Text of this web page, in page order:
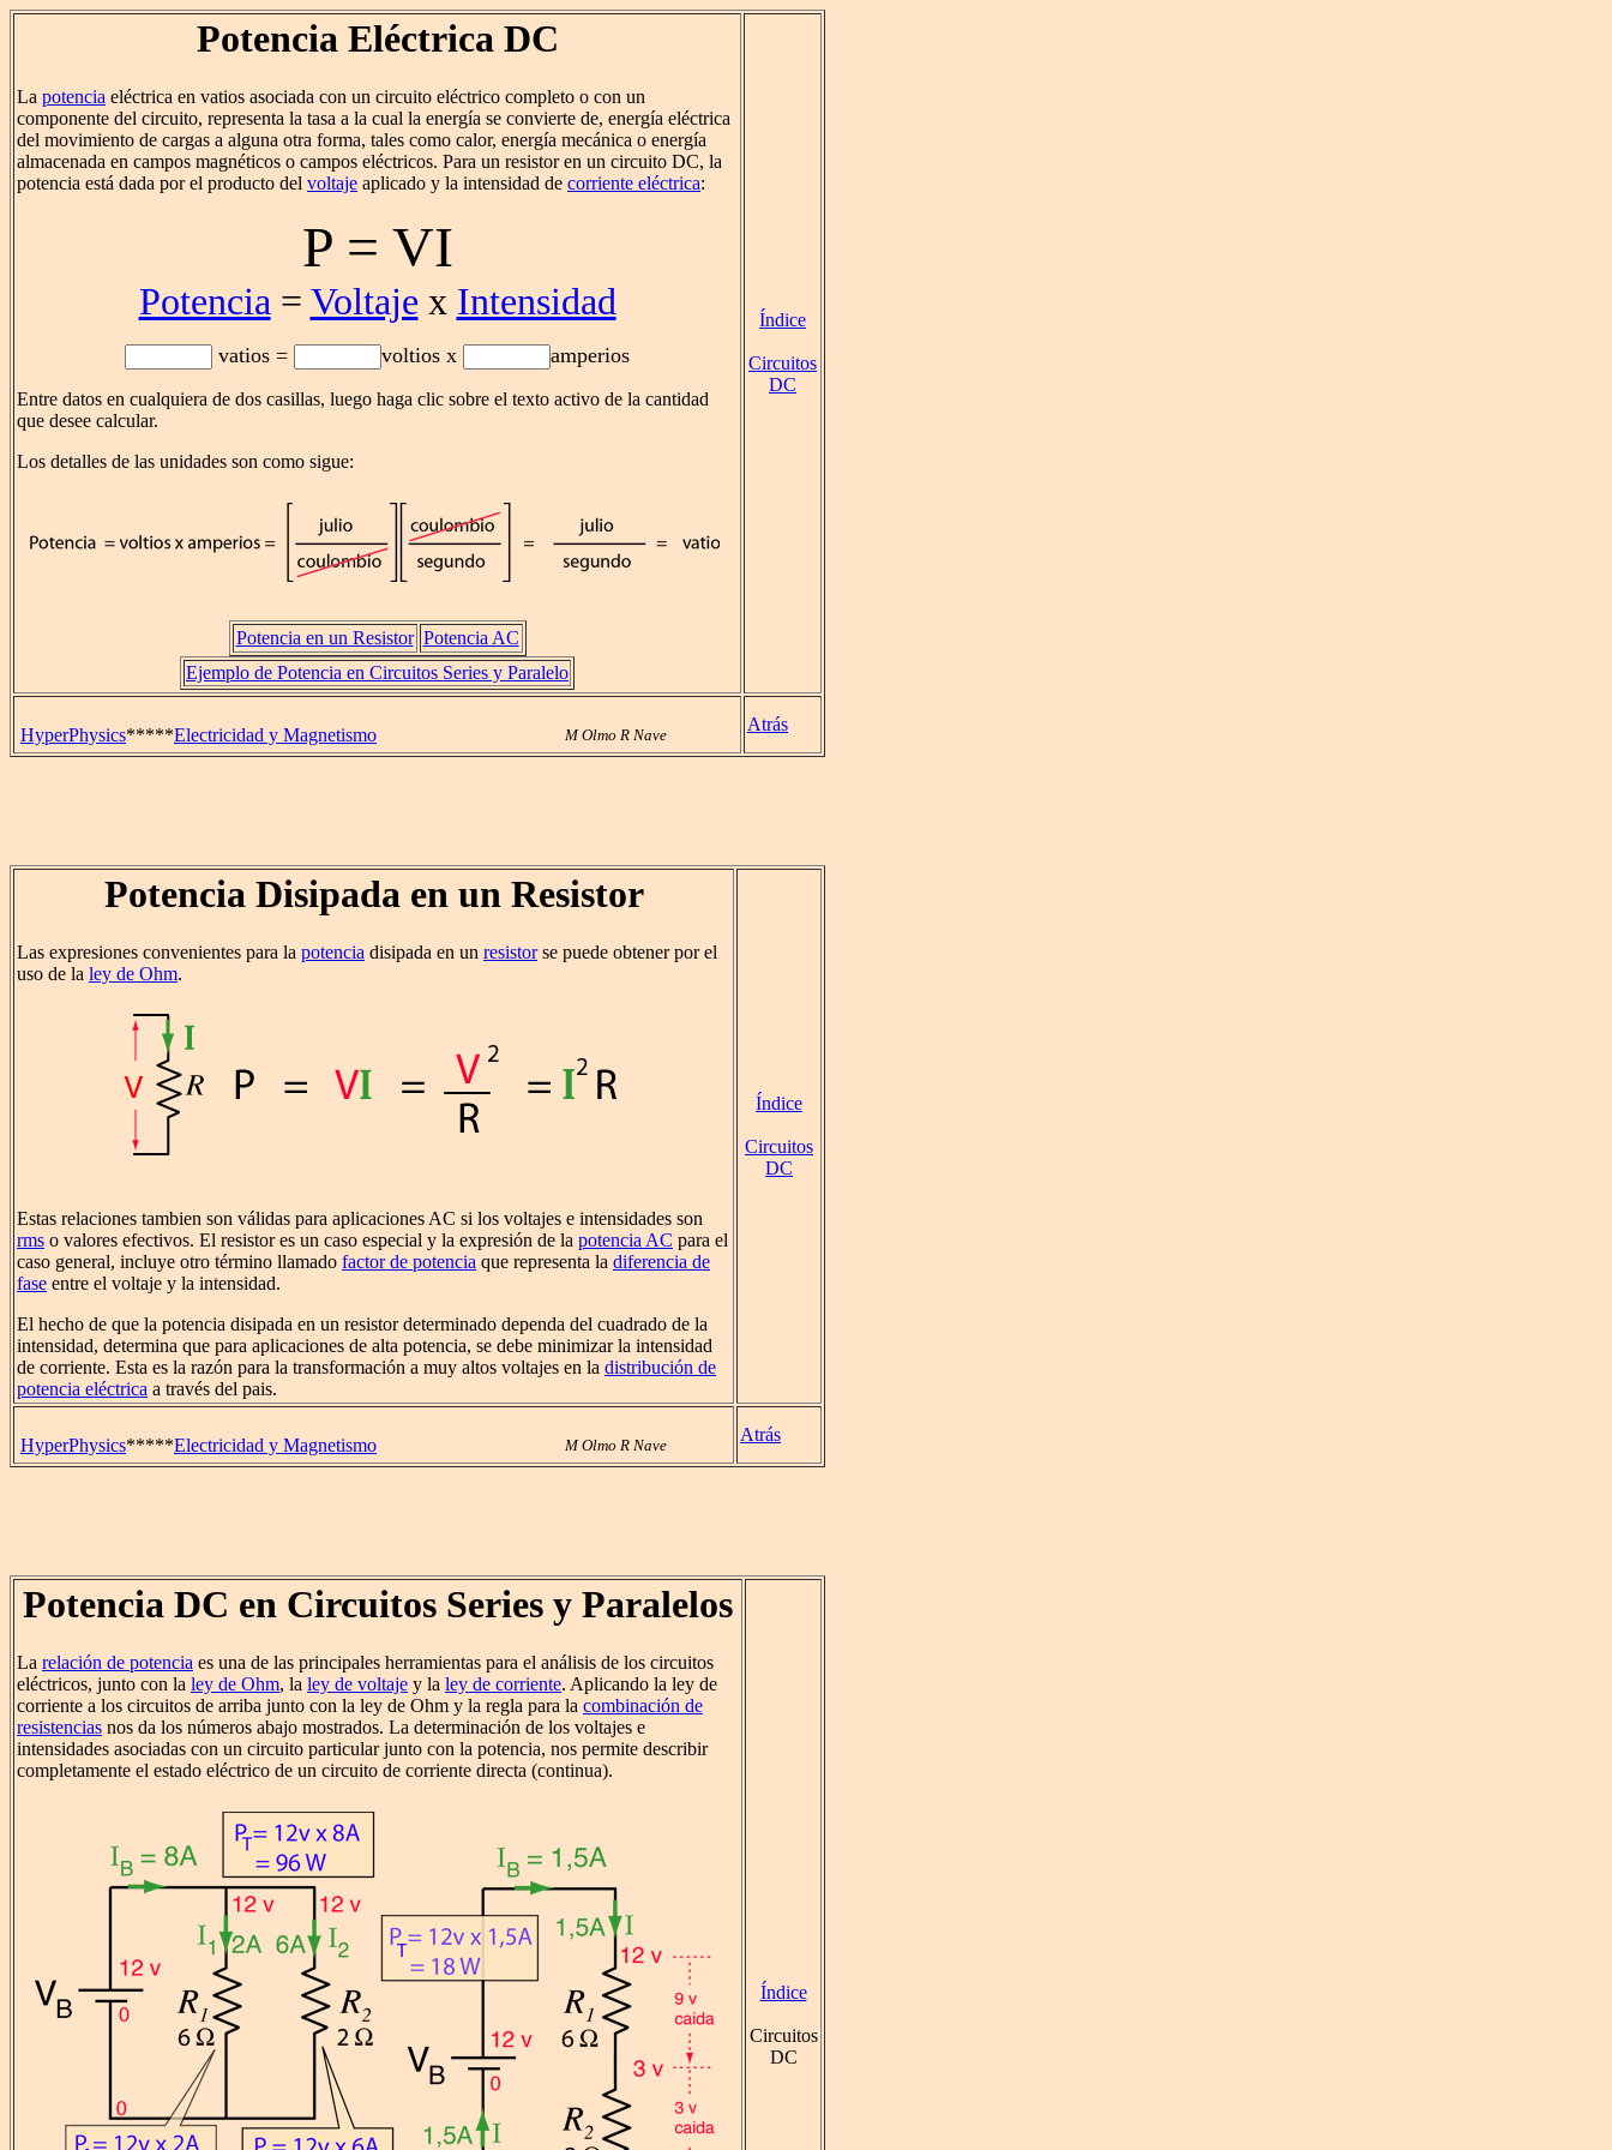
Potencia Eléctrica DC
La potencia eléctrica en vatios asociada con un circuito eléctrico completo o con un
componente del circuito, representa la tasa a la cual la energía se convierte de, energía eléctrica
del movimiento de cargas a alguna otra forma, tales como calor, energía mecánica o energía
almacenada en campos magnéticos o campos eléctricos. Para un resistor en un circuito DC, la
potencia está dada por el producto del voltaje aplicado y la intensidad de corriente eléctrica:
P = VI
Potencia= Voltaje x Intensidad
vatios = voltios x amperios
Entre datos en cualquiera de dos casillas, luego haga clic sobre el texto activo de la cantidad
que desee calcular.
Los detalles de las unidades son como sigue:
Potencia en un Resistor Potencia AC
Ejemplo de Potencia en Circuitos Series y Paralelo
Índice
Circuitos
DC
HyperPhysics*****Electricidad y Magnetismo M Olmo R Nave
Atrás
Potencia Disipada en un Resistor
Las expresiones convenientes para la potencia disipada en un resistorse puede obtener por el
uso de la ley de Ohm.
Estas relaciones tambien son válidas para aplicaciones AC si los voltajes e intensidades son
rms o valores efectivos. El resistor es un caso especial y la expresión de la potencia AC para el
caso general, incluye otro término llamado factor de potencia que representa la diferencia de
fase entre el voltaje y la intensidad.
El hecho de que la potencia disipada en un resistor determinado dependa del cuadrado de la
intensidad, determina que para aplicaciones de alta potencia, se debe minimizar la intensidad
de corriente. Esta es la razón para la transformación a muy altos voltajes en la distribución de
potencia eléctrica a través del pais.
Índice
Circuitos
DC
HyperPhysics*****Electricidad y Magnetismo M Olmo R Nave
Atrás
Potencia DC en Circuitos Series y Paralelos
La relación de potencia es una de las principales herramientas para el análisis de los circuitos
eléctricos, junto con la ley de Ohm, la ley de voltaje y la ley de corriente. Aplicando la ley de
corriente a los circuitos de arriba junto con la ley de Ohm y la regla para la combinación de
resistencias nos da los números abajo mostrados. La determinación de los voltajes e
intensidades asociadas con un circuito particular junto con la potencia, nos permite describir
completamente el estado eléctrico de un circuito de corriente directa (continua).
Índice
Circuitos
DC